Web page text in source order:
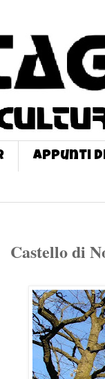
Appunti
Castello di